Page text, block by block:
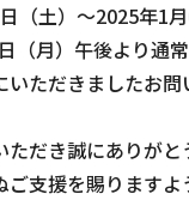
（土）～2025年1月
（月）午後より通常
ただきましたお問
だき誠にありがと
支援を賜りますよ